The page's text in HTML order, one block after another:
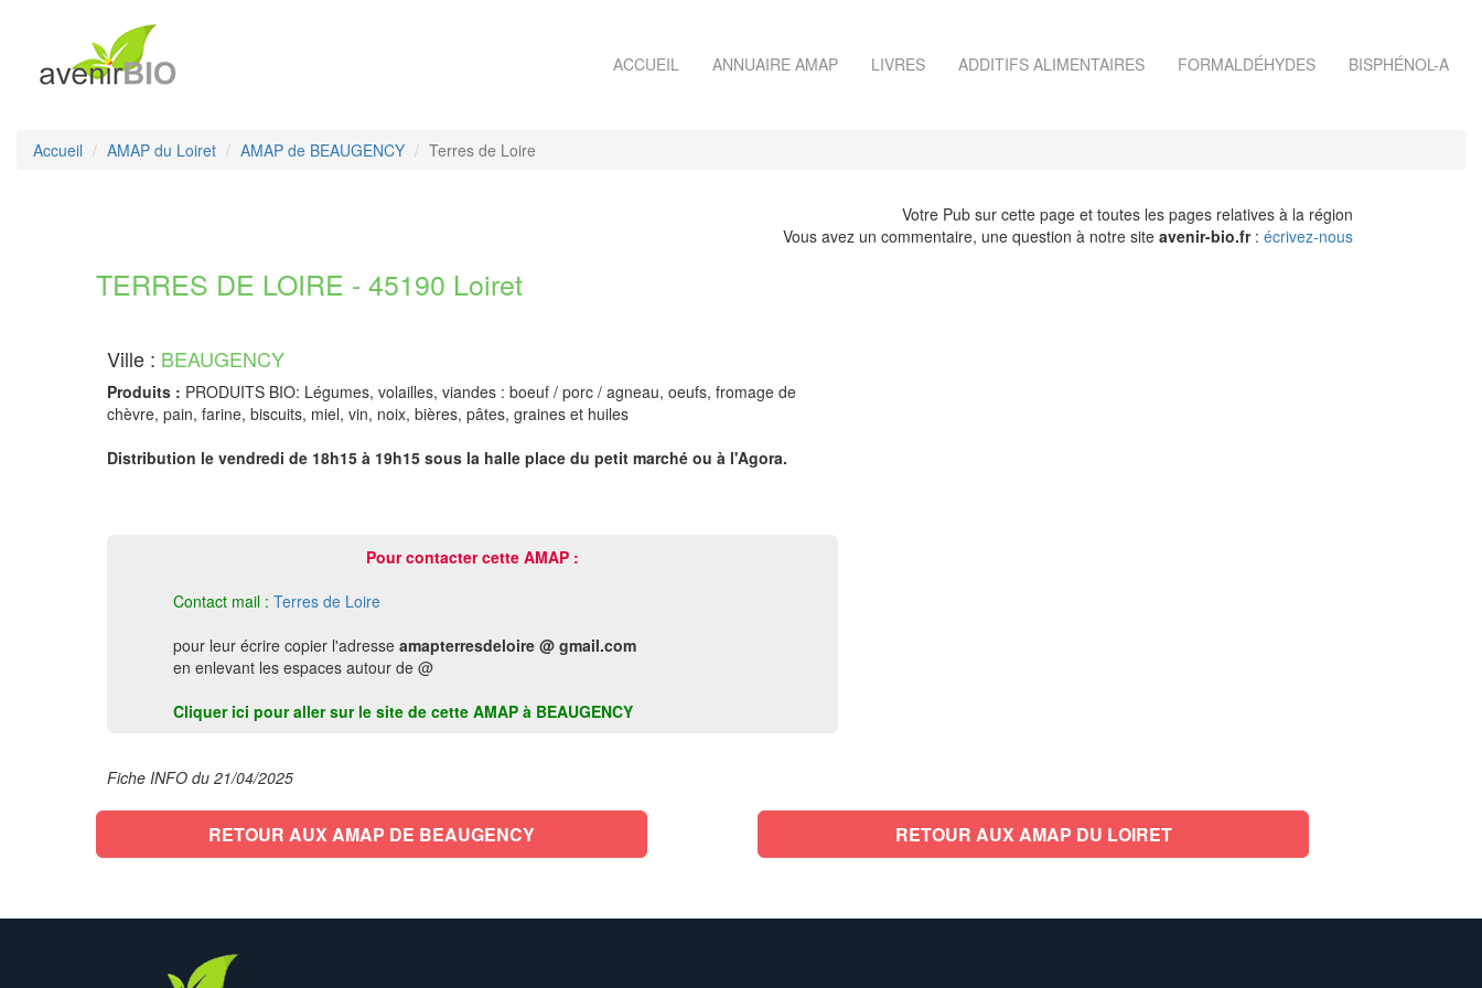
ACCUEIL ANNUAIRE AMAP LIVRES ADDITIFS ALIMENTAIRES FORMALDÉHYDES BISPHÉNOL-A
Accueil AMAP du Loiret AMAP de BEAUGENCY Terres de Loire
Votre Pub sur cette page et toutes les pages relatives à la région
Vous avez un commentaire, une question à notre site avenir-bio.fr: écrivez-nous
TERRES DE LOIRE - 45190 Loiret
Ville : BEAUGENCY
Produits : PRODUITS BIO: Légumes, volailles, viandes : boeuf / porc / agneau, oeufs, fromage de
chèvre, pain, farine, biscuits, miel, vin, noix, bières, pâtes, graines et huiles
Distribution le vendredi de 18h15 à 19h15 sous la halle place du petit marché ou à l'Agora.
Pour contacter cette AMAP :
Contact mail : Terres de Loire
pour leur écrire copier l'adresse amapterresdeloire @ gmail.com
en enlevant les espaces autour de @
Cliquer ici pour aller sur le site de cette AMAP à BEAUGENCY
Fiche INFO du 21/04/2025
RETOUR AUX AMAP DE BEAUGENCY RETOUR AUX AMAP DU LOIRET